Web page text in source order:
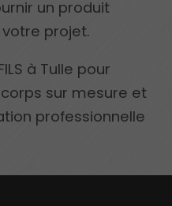
un produit
projet.
à Tulle pour
sur mesure et
professionnelle